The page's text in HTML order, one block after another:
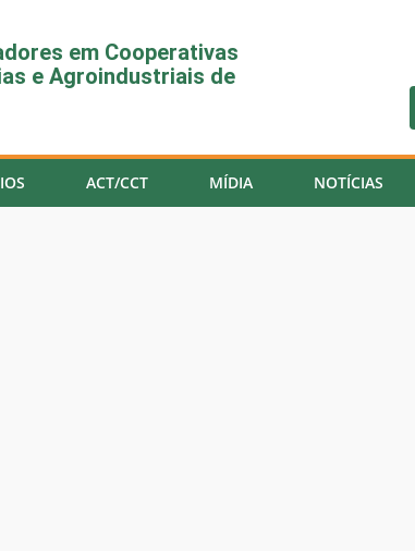
em Cooperativas
e Agroindustriais de
ACT/CCT MÍDIA NOTÍCIAS